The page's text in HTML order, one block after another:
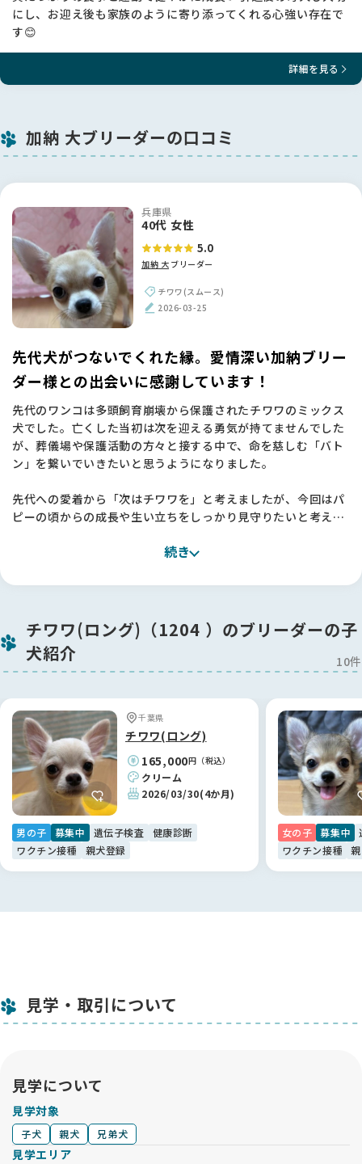
にし、お迎え後も家族のように寄り添ってくれる心強い存在で
す😊
詳細を見る
加納 大ブリーダーの口コミ
兵庫県
40代 女性
5.0
加納 大 ブリーダー
チワワ(スムース)
2026-03-25
先代犬がつないでくれた縁。愛情深い加納ブリー
ダー様との出会いに感謝しています！
先代のワンコは多頭飼育崩壊から保護されたチワワのミックス
犬でした。亡くした当初は次を迎える勇気が持てませんでした
が、葬儀場や保護活動の方々と接する中で、命を慈しむ「バト
ン」を繋いでいきたいと思うようになりました。
先代への愛着から「次はチワワを」と考えましたが、今回はパ
ピーの頃からの成長や生い立ちをしっかり見守りたいと考え、
関西圏では理想のスムースコートチワワになかなか出会えず、
直感で「この子だ！」と確信しました🐶
加納さんは、お迎えにあたってのルールなど、最初は「少し厳
しいのかな？」と緊張しましたが、すべては子犬への深い愛情
ゆえ。理由を聞けば納得することばかりで、初めてのパピーを
飼育する私にとって、細かく相談に乗っていただける体制は本
当に心強いです。
「甘やかしすぎだよ」と正直にアドバイスをいただける関係に
なれたことも、加納さんの真摯なお人柄のおかげだと感謝して
います。✨
【BreederFamiliesへ】
加納ブリーダー様との素敵なご縁を繋いでくれたのが、
BreederFamiliesでした！Instagramのリールがきっかけでし
たが、サイトの「健全なブリーディング」への姿勢にとても安
心感を覚えました。
特に助かったのは、BreederFamiliesの方とLINEで直接繋がれ
ブリーダーさん本人には少し聞きにくいような細かな質問も、
る素晴らしいプラットフォームです！利用して本当に良かった
です。🐾
続き
チワワ(ロング)（1204 ）のブリーダーの子
犬紹介
10件
千葉県
チワワ(ロング)
165,000円（税込）
クリーム
2026/03/30(4か月)
男の子 募集中 遺伝子検査
健康診断
ワクチン接種
親犬登録
女の子 募集中
ワクチン接種
見学・取引について
見学について
見学対象
子犬 親犬 兄弟犬
見学エリア